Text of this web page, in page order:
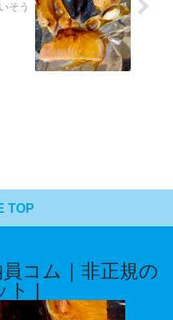
そう
TOP